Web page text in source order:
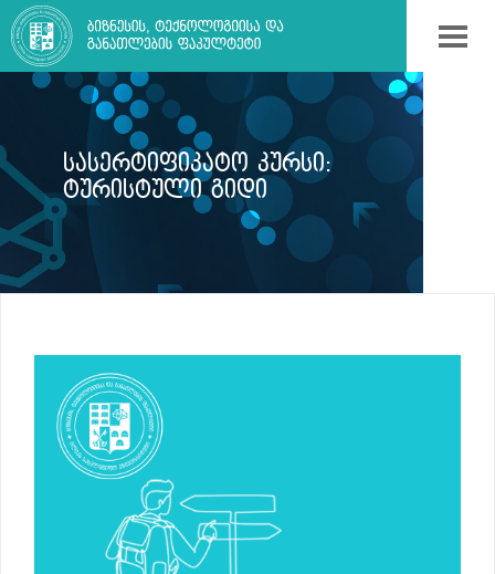
ᲡᲐᲡᲔᲠᲢᲘᲤᲘᲙᲐᲢᲝ ᲙᲣᲠᲡᲘ:
ᲢᲣᲠᲘᲡᲢᲣᲚᲘ ᲒᲘᲓᲘ